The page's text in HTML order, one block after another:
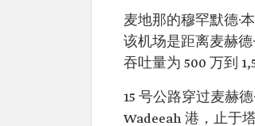
麦地那的穆罕默德·
该机场是距离麦赫
吞吐量为 500 万到
15 号公路穿过麦赫
Wadeeah 港，止于